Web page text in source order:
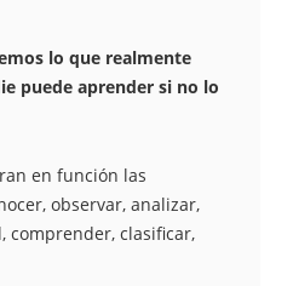
lo que realmente
puede aprender si no lo
en función las
observar, analizar,
comprender, clasificar,